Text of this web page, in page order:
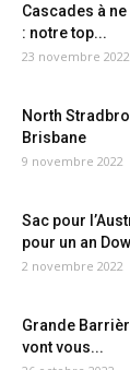
Cascades à
: notre top...
23 novembre 2022
North
Brisbane
9 novembre 2022
Sac pour
pour un an
2 novembre 2022
Grande
vont vous...